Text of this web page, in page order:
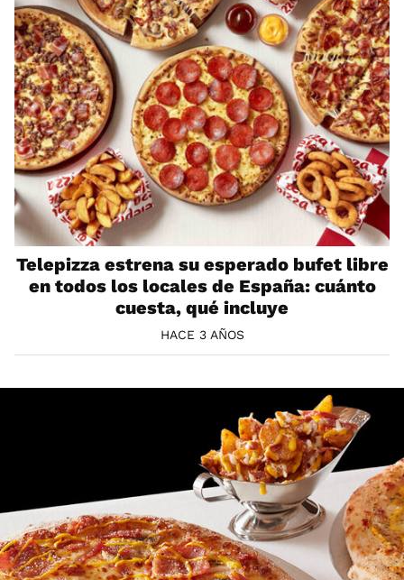
Telepizza estrena su esperado bufet libre
en todos los locales de España: cuánto
cuesta, qué incluye
HACE 3 AÑOS